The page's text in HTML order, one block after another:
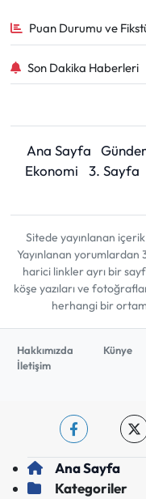
Puan Durumu ve
Son Dakika Haberleri
Ana Sayfa
Ekonomi
3. Sayfa
Sitede yayınlanan
Yayınlanan yorumlardan
harici linkler ayrı bir
köşe yazıları ve
herhangi bir
Hakkımızda
Künye
İletişim
Ana Sayfa
Kategoriler